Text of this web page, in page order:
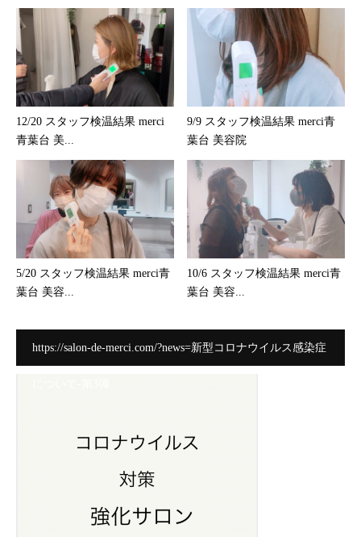
12/20 スタッフ検温結果 merci
青葉台 美...
9/9 スタッフ検温結果 merci青
葉台 美容院
5/20 スタッフ検温結果 merci青
葉台 美容...
10/6 スタッフ検温結果 merci青
葉台 美容...
https://salon-de-merci.com/?news=新型コロナウイルス感染症